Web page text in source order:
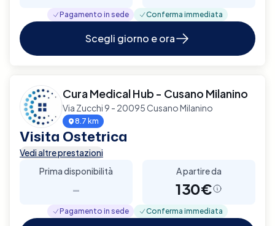
Pagamento in sede Conferma immediata
Scegli giorno e ora
Cura Medical Hub - Cusano Milanino
Via Zucchi 9 - 20095 Cusano Milanino
8.7 km
Visita Ostetrica
Vedi altre prestazioni
Prima disponibilità
-
A partire da
130€
Pagamento in sede Conferma immediata